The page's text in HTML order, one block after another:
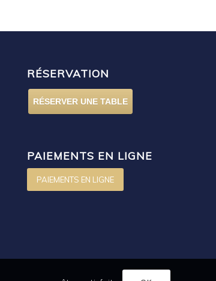
RÉSERVATION
RÉSERVER UNE TABLE
PAIEMENTS EN LIGNE
PAIEMENTS EN LIGNE